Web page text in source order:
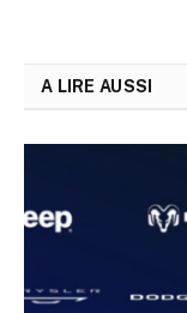
A LIRE AUSSI